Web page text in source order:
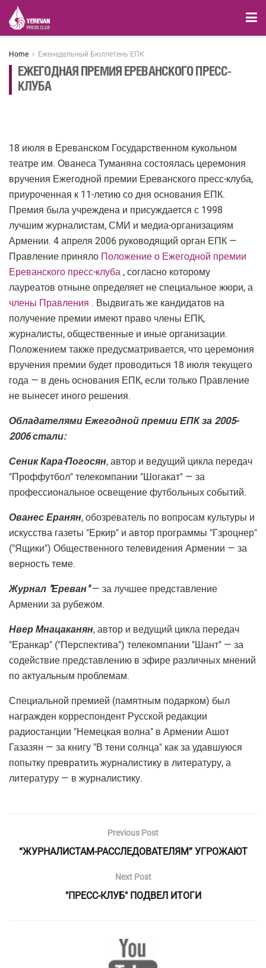
Home Еженедельный Бюллетень ЕПК
ЕЖЕГОДНАЯ ПРЕМИЯ ЕРЕВАНСКОГО ПРЕСС-
КЛУБА
18 июля в Ереванском Государственном кукольном
театре им. Ованеса Туманяна состоялась церемония
вручения Ежегодной премии Ереванского пресс-клуба,
приуроченная к 11-летию со дня основания ЕПК.
Премия была учреждена и присуждается с 1998
лучшим журналистам, СМИ и медиа-организациям
Армении. 4 апреля 2006 руководящий орган ЕПК —
Правление приняло Положение о Ежегодной премии
Ереванского пресс-клуба , согласно которому
лауреатов отныне определяет не специальное жюри, а
члены Правления . Выдвигать же кандидатов на
получение премии имеют право члены ЕПК,
журналисты, общественные и иные организации.
Положением также предусматривается, что церемония
вручения премии будет проводиться 18 июля текущего
года — в день основания ЕПК, если только Правление
не вынесет иного решения.
Обладателями Ежегодной премии ЕПК за 2005-
2006 стали:
Сеник Кара-Погосян, автор и ведущий цикла передач
"Проффутбол" телекомпании "Шогакат" — за
профессиональное освещение футбольных событий.
Ованес Еранян, обозреватель по вопросам культуры и
искусства газеты "Еркир" и автор программы "Гзроцнер"
("Ящики") Общественного телевидения Армении — за
верность теме.
Журнал "Ереван"— за лучшее представление
Армении за рубежом.
Нвер Мнацаканян, автор и ведущий цикла передач
"Еранкар" ("Перспектива") телекомпании "Шант" — за
содействие представлению в эфире различных мнений
по актуальным проблемам.
Специальной премией (памятным подарком) был
награжден корреспондент Русской редакции
радиостанции "Немецкая волна" в Армении Ашот
Газазян — за книгу "В тени солнца" как за удавшуюся
попытку превратить журналистику в литературу, а
литературу — в журналистику.
Previous Post
“ЖУРНАЛИСТАМ-РАССЛЕДОВАТЕЛЯМ” УГРОЖАЮТ
Next Post
"ПРЕСС-КЛУБ" ПОДВЕЛ ИТОГИ